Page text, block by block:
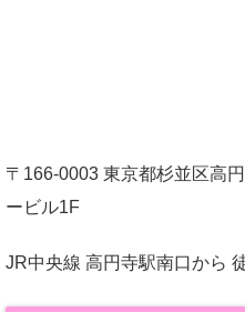
〒166-0003 東京都杉並区高
ービル1F
JR中央線 高円寺駅南口から